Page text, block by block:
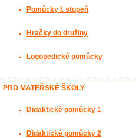
Pomůcky I. stupeň
Hračky do družiny
Logopedické pomůcky
PRO MATEŘSKÉ ŠKOLY
Didaktické pomůcky 1
Didaktické pomůcky 2